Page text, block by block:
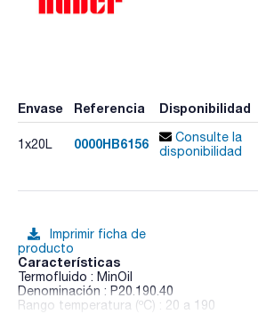
Envase Referencia Disponibilidad
1x20L 0000HB6156
Consulte la
disponibilidad
Imprimir ficha de
producto
Características
Termofluido : MinOil
Denominación : P20.190.40
Rango temperatura (ºC) : 20 a 190